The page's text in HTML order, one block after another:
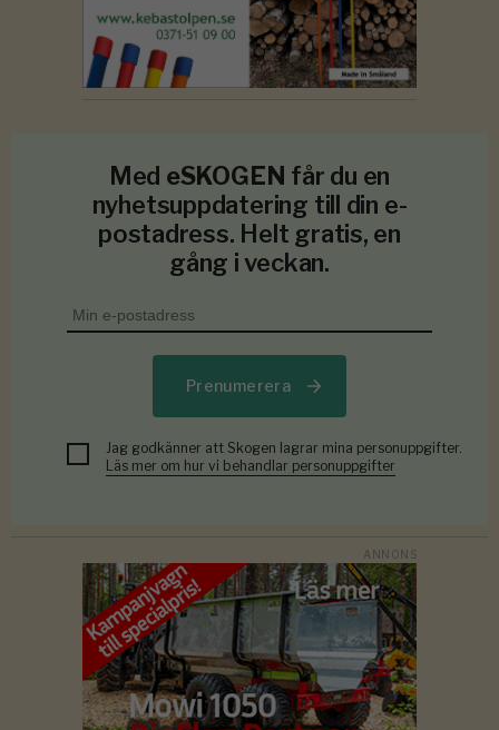
Med eSKOGEN får du en
nyhetsuppdatering till din e-
postadress. Helt gratis, en
gång i veckan.
Prenumerera
Jag godkänner att Skogen lagrar mina personuppgifter.
Läs mer om hur vi behandlar personuppgifter